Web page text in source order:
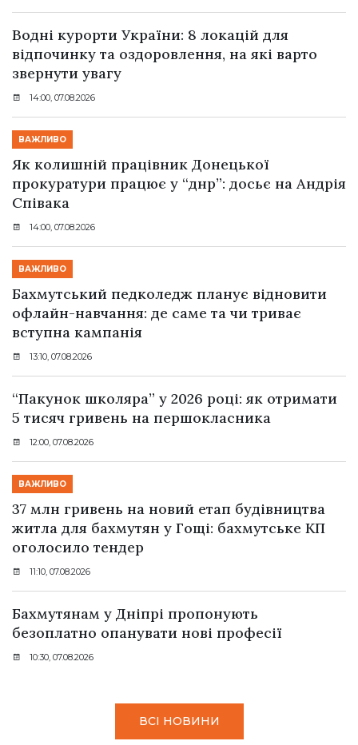
Водні курорти України: 8 локацій для
відпочинку та оздоровлення, на які варто
звернути увагу
14:00, 07.08.2026
ВАЖЛИВО
Як колишній працівник Донецької
прокуратури працює у “днр”: досьє на Андрія
Співака
14:00, 07.08.2026
ВАЖЛИВО
Бахмутський педколедж планує відновити
офлайн-навчання: де саме та чи триває
вступна кампанія
13:10, 07.08.2026
“Пакунок школяра” у 2026 році: як отримати
5 тисяч гривень на першокласника
12:00, 07.08.2026
ВАЖЛИВО
37 млн гривень на новий етап будівництва
житла для бахмутян у Гощі: бахмутське КП
оголосило тендер
11:10, 07.08.2026
Бахмутянам у Дніпрі пропонують
безоплатно опанувати нові професії
10:30, 07.08.2026
ВСІ НОВИНИ